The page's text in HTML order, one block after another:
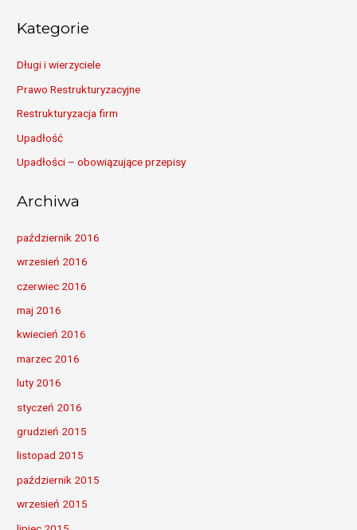
Kategorie
Długi i wierzyciele
Prawo Restrukturyzacyjne
Restrukturyzacja firm
Upadłość
Upadłości – obowiązujące przepisy
Archiwa
październik 2016
wrzesień 2016
czerwiec 2016
maj 2016
kwiecień 2016
marzec 2016
luty 2016
styczeń 2016
grudzień 2015
listopad 2015
październik 2015
wrzesień 2015